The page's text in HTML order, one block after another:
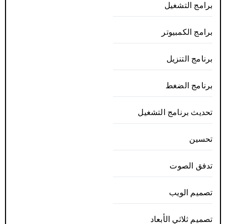
برامج التشغيل
برامج الكمبيوتر
برنامج التنزيل
برنامج الضغط
تحديث برنامج التشغيل
تحسين
تدفق الصوت
تصميم الويب
تصميم ثلاثي الأبعاد